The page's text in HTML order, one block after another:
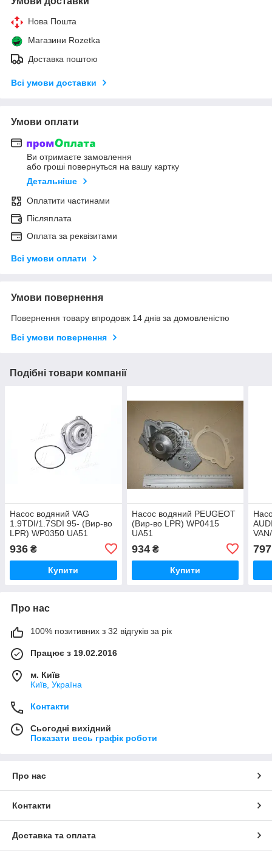
Нова Пошта
Магазини Rozetka
Доставка поштою
Всі умови доставки
Умови оплати
Ви отримаєте замовлення
або гроші повернуться на вашу картку
Детальніше
Оплатити частинами
Післяплата
Оплата за реквізитами
Всі умови оплати
Умови повернення
Повернення товару впродовж 14 днів за домовленістю
Всі умови повернення
Подібні товари компанії
Насос водяний VAG
1.9TDI/1.7SDI 95- (Вир-во
LPR) WP0350 UA51
936 ₴
Купити
Насос водяний PEUGEOT
(Вир-во LPR) WP0415
UA51
934₴
Купити
797
Про нас
100% позитивних з 32 відгуків за рік
Працює з 19.02.2016
м. Київ
Київ, Україна
Контакти
Сьогодні вихідний
Показати весь графік роботи
Про нас
Контакти
Доставка та оплата